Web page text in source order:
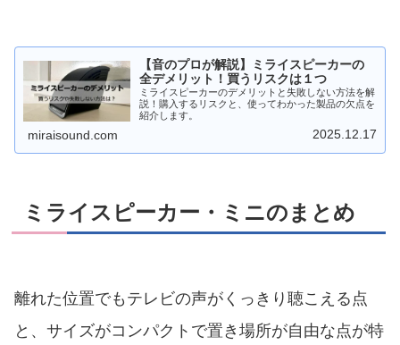
【音のプロが解説】ミライスピーカーの
全デメリット！買うリスクは１つ
ミライスピーカーのデメリットと失敗しない方法を解
説！購入するリスクと、使ってわかった製品の欠点を
紹介します。
miraisound.com 2025.12.17
ミライスピーカー・ミニのまとめ
離れた位置でもテレビの声がくっきり聴こえる点
と、サイズがコンパクトで置き場所が自由な点が特